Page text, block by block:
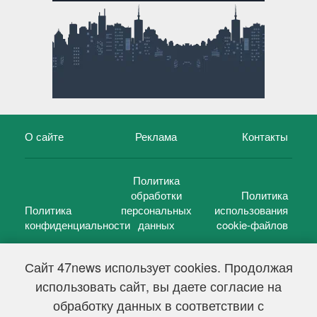
Сайт 47news использует cookies. Продолжая
использовать сайт, вы даете согласие на
обработку данных в соответствии с
О сайте Реклама Контакты
Политика
конфиденциальности
Политика
обработки
персональных
данных
Политика
использования
cookie-файлов
47 новостей (47 news)2005 — 2026 г.
Свидетельство о регистрации СМИ Эл № ФС 77-39848, выдано